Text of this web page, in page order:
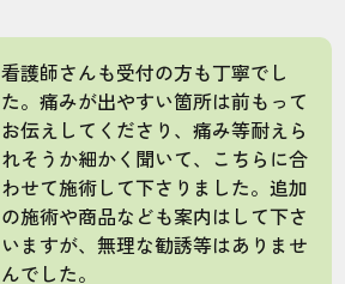
看護師さんも受付の方も丁寧でし
た。痛みが出やすい箇所は前もって
お伝えしてくださり、痛み等耐えら
れそうか細かく聞いて、こちらに合
わせて施術して下さりました。追加
の施術や商品なども案内はして下さ
いますが、無理な勧誘等はありませ
んでした。